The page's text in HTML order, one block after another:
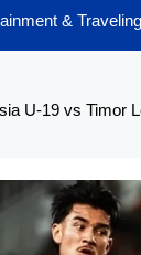
& Traveling
U-19 vs Timor